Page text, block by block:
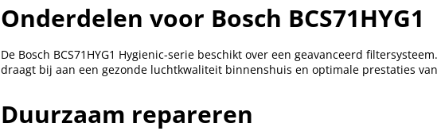
Onderdelen voor Bosch BCS71HYG1
De Bosch BCS71HYG1 Hygienic-serie beschikt over een geavanceerd
draagt bij aan een gezonde luchtkwaliteit binnenshuis en optimale prestaties
Duurzaam repareren